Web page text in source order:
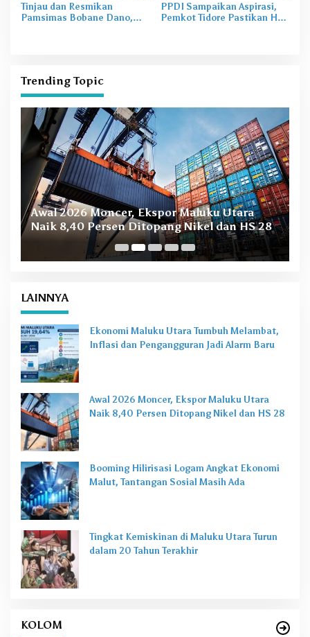
Tinjau dan Resmikan
Pamsimas Bobane Dano,
PPDI Sampaikan Aspirasi,
Pemkot Tidore Pastikan Hak
Trending Topic
Awal 2026 Moncer, Ekspor Maluku Utara
Naik 8,40 Persen Ditopang Nikel dan HS 28
LAINNYA
Ekonomi Maluku Utara Tumbuh Melambat,
Inflasi dan Pengangguran Jadi Alarm Baru
Awal 2026 Moncer, Ekspor Maluku Utara
Naik 8,40 Persen Ditopang Nikel dan HS 28
Booming Hilirisasi Logam Angkat Ekonomi
Malut, Tantangan Sosial Masih Ada
Tingkat Kemiskinan di Maluku Utara Turun
dalam 20 Tahun Terakhir
KOLOM